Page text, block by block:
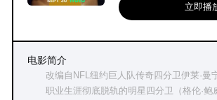
立即播
电影简介
改编自NFL纽约巨人队传奇四分卫伊莱·曼宁
职业生涯彻底脱轨的明星四分卫（格伦·鲍